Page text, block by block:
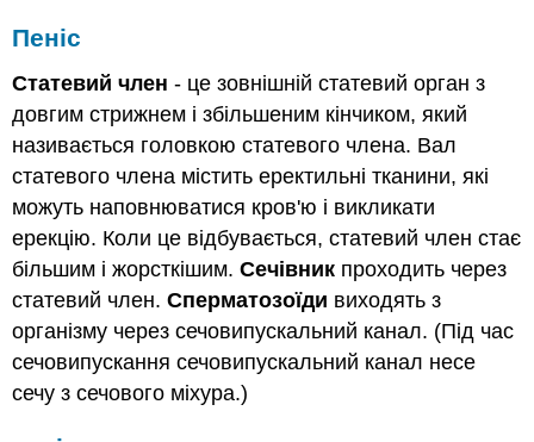
Пеніс
Статевий член - це зовнішній статевий орган з
довгим стрижнем і збільшеним кінчиком, який
називається головкою статевого члена. Вал
статевого члена містить еректильні тканини, які
можуть наповнюватися кров'ю і викликати
ерекцію. Коли це відбувається, статевий член стає
більшим і жорсткішим.Сечівник проходить через
статевий член.Сперматозоїди виходять з
організму через сечовипускальний канал. (Під час
сечовипускання сечовипускальний канал несе
сечу з сечового міхура.)